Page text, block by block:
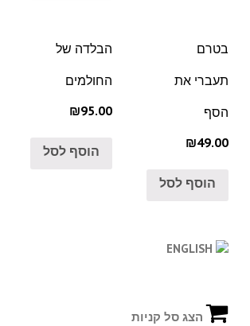
בטרם
תעברי את
הסף
₪49.00
הוסף לסל
הבלדה של
החולמים
₪95.00
הוסף לסל
הצג סל קניות